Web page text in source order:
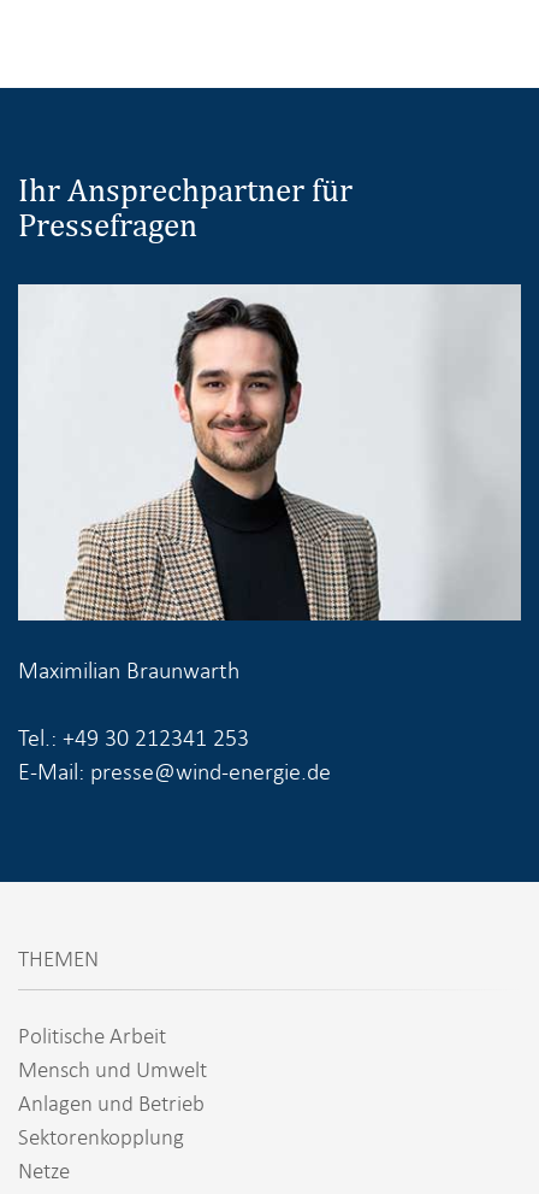
Ihr Ansprechpartner für
Pressefragen
Maximilian Braunwarth
Tel.: +49 30 212341 253
E-Mail: presse@wind-energie.de
THEMEN
Politische Arbeit
Mensch und Umwelt
Anlagen und Betrieb
Sektorenkopplung
Netze